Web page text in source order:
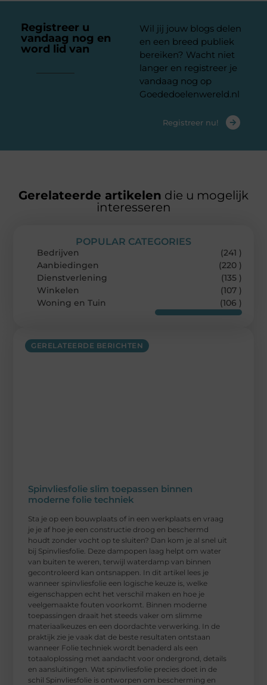
Registreer u
vandaag nog en
word lid van
Wil jij jouw blogs delen
en een breed publiek
bereiken? Wacht niet
langer en registreer je
vandaag nog op
Goededoelenwereld.nl
Registreer nu!
Gerelateerde artikelen die u mogelijk
interesseren
GERELATEERDE BERICHTEN
Spinvliesfolie slim toepassen binnen
moderne folie techniek
Sta je op een bouwplaats of in een werkplaats en vraag
je je af hoe je een constructie droog en beschermd
houdt zonder vocht op te sluiten? Dan kom je al snel uit
bij Spinvliesfolie. Deze dampopen laag helpt om water
van buiten te weren, terwijl waterdamp van binnen
gecontroleerd kan ontsnappen. In dit artikel lees je
wanneer spinvliesfolie een logische keuze is, welke
eigenschappen echt het verschil maken en hoe je
veelgemaakte fouten voorkomt. Binnen moderne
toepassingen draait het steeds vaker om slimme
materiaalkeuzes en een doordachte verwerking. In de
praktijk zie je vaak dat de beste resultaten ontstaan
wanneer Folie techniek wordt benaderd als een
totaaloplossing met aandacht voor ondergrond, details
en aansluitingen. Wat spinvliesfolie precies doet in de
schil Spinvliesfolie is ontworpen om bescherming en
POPULAR CATEGORIES
Bedrijven
(241 )
Aanbiedingen
(220 )
Dienstverlening
(135 )
Winkelen
(107 )
Woning en Tuin
(106 )